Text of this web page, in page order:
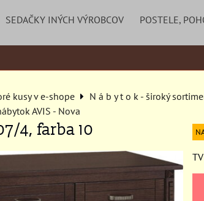
SEDAČKY INÝCH VÝROBCOV POSTELE,
kusy v e-shope N á b y t o k - široký
AVIS - Nova
4, farba 10